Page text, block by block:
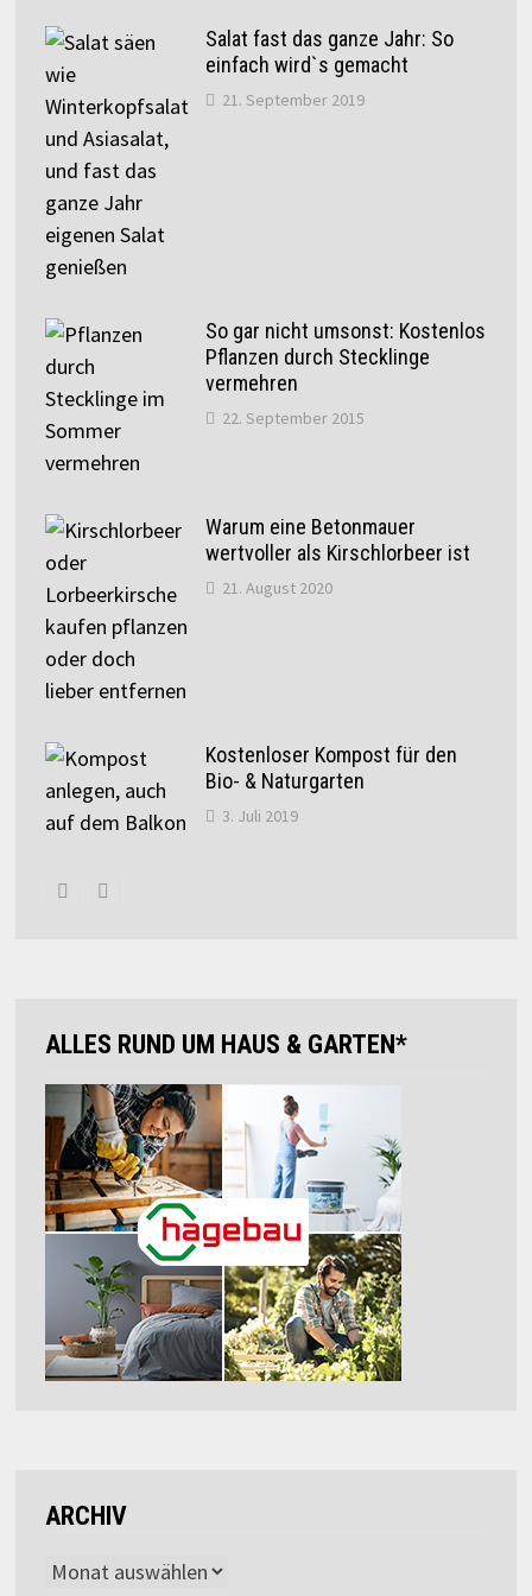
Salat fast das ganze Jahr: So
einfach wird`s gemacht
21. September 2019
So gar nicht umsonst: Kostenlos
Pflanzen durch Stecklinge
vermehren
22. September 2015
Warum eine Betonmauer
wertvoller als Kirschlorbeer ist
21. August 2020
Kostenloser Kompost für den
Bio- & Naturgarten
3. Juli 2019
ALLES RUND UM HAUS & GARTEN*
ARCHIV
Archiv